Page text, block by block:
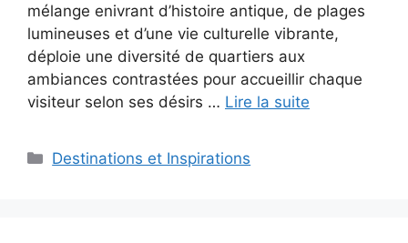
mélange enivrant d’histoire antique, de plages
lumineuses et d’une vie culturelle vibrante,
déploie une diversité de quartiers aux
ambiances contrastées pour accueillir chaque
visiteur selon ses désirs … Lire la suite
Catégories
Destinations et Inspirations